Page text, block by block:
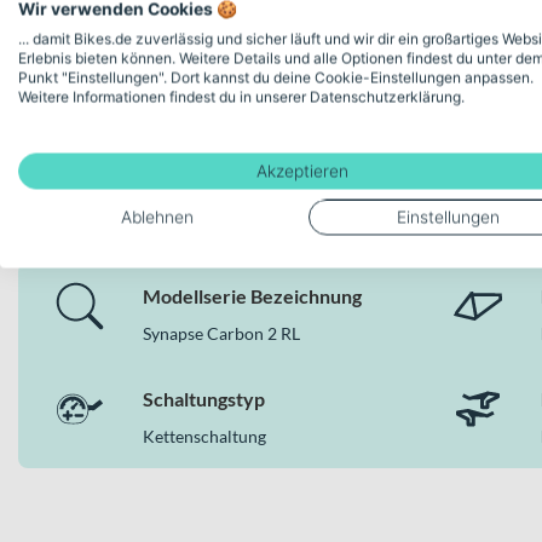
Hydraulische Scheibenbremsen: SHIMANO Ultegra
Vittoria Rubino Pro Bright Black 700x30c Reifen mit
Cannondale 3 SmartSense Sattelstütze aus 6061 Alloy
Warum dieses Bike in der Kategorie Rennräder
In der Kategorie Rennräder zählt jedes Detail – vom
Kettenschaltung bietet dir dieses Bike eine ausgewogene
die dich auf Trainingsrunden ebenso unterstützt wie bei
Deine Bike-Features auf
Modellserie Bezeichnung
Synapse Carbon 2 RL
Schaltungstyp
Kettenschaltung
Wir verwenden Cookies 🍪
... damit Bikes.de zuverlässig und sicher läuft und wir dir ein großartiges
Erlebnis bieten können. Weitere Details und alle Optionen findest du unter
Punkt "Einstellungen". Dort kannst du deine Cookie-Einstellungen anpassen.
Weitere Informationen findest du in unserer Datenschutzerklärung.
Akzeptieren
Ablehnen Einstellungen